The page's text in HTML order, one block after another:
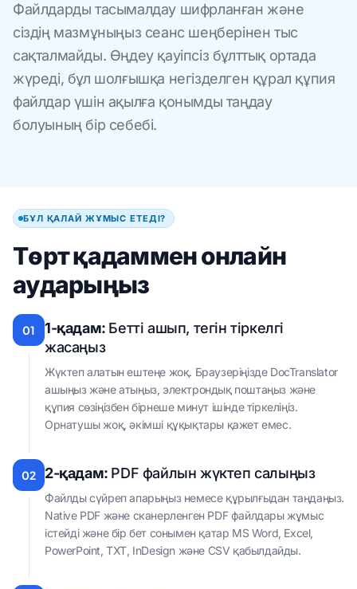
Файлдарды тасымалдау шифрланған және
сіздің мазмұныңыз сеанс шеңберінен тыс
сақталмайды. Өңдеу қауіпсіз бұлттық ортада
жүреді, бұл шолғышқа негізделген құрал құпия
файлдар үшін ақылға қонымды таңдау
болуының бір себебі.
БҰЛ ҚАЛАЙ ЖҰМЫС ЕТЕДІ?
Төрт қадаммен онлайн
аударыңыз
01 1-қадам: Бетті ашып, тегін тіркелгі
жасаңыз
Жүктеп алатын ештеңе жоқ. Браузеріңізде DocTranslator
ашыңыз және атыңыз, электрондық поштаңыз және
құпия сөзіңізбен бірнеше минут ішінде тіркеліңіз.
Орнатушы жоқ, әкімші құқықтары қажет емес.
02 2-қадам: PDF файлын жүктеп салыңыз
Файлды сүйреп апарыңыз немесе құрылғыдан таңдаңыз.
Native PDF және сканерленген PDF файлдары жұмыс
істейді және бір бет сонымен қатар MS Word, Excel,
PowerPoint, TXT, InDesign және CSV қабылдайды.